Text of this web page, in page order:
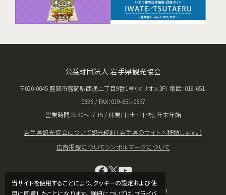
当サイトを使用することにより、クッキーの設定および使
用に同意したことになります。 詳細については、プライバ
公益財団法人 岩手県観光協会
〒020-0045 盛岡市盛岡駅西通二丁目9番1号（マリオス3F） 電話：019-651-
0626 / FAX：019-651-0637
営業時間：8:30〜17:15 / 休業日：土･日･祝、年末年始
岩手県観光協会について観光統計（岩手県のサイトへ移動します。）
広告掲載についてシンボルマークについて
Copyright © Iwate Tourism Association